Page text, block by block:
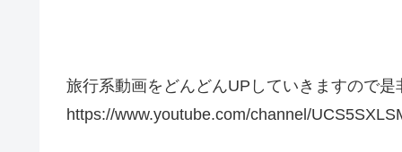
旅行系動画をどんどんUPしていきますので
https://www.youtube.com/channel/